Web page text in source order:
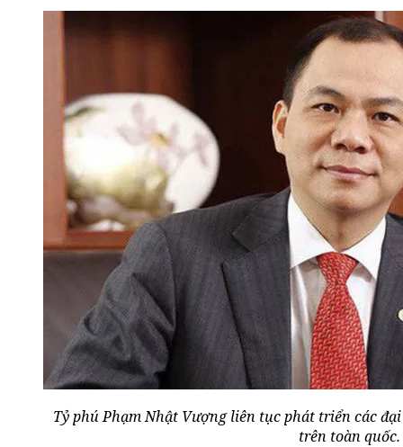
Tỷ phú Phạm Nhật Vượng liên tục phát triển các
trên toàn quốc.